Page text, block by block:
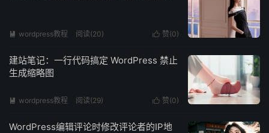
 赞(0)
 wordpress教程 阅读(20)
建站笔记：一行代码搞定 WordPress 禁止
生成缩略图
 赞(0)
 wordpress教程 阅读(29)
WordPress编辑评论时修改评论者的IP地